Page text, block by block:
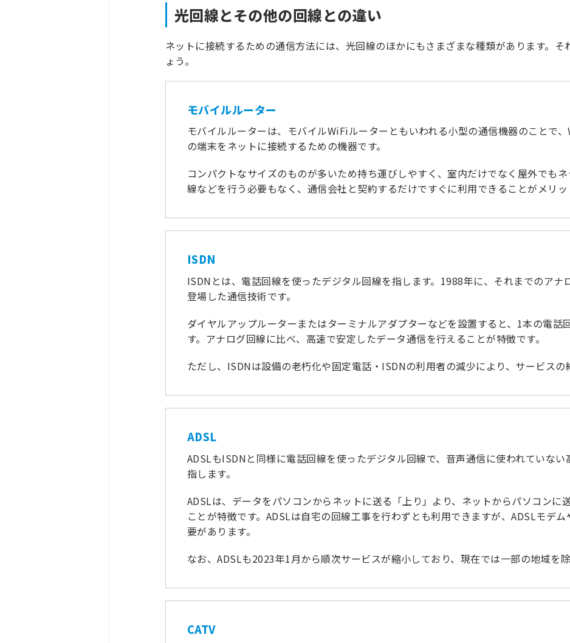
光回線とその他の回線との違い
ネットに接続するための通信方法には、光回線のほかにもさまざまな種類があります。
ょう。
モバイルルーター
モバイルルーターは、モバイルWiFiルーターともいわれる小型の通信機器のことで
の端末をネットに接続するための機器です。
コンパクトなサイズのものが多いため持ち運びしやすく、室内だけでなく屋外でも
線などを行う必要もなく、通信会社と契約するだけですぐに利用できることがメリッ
ISDN
ISDNとは、電話回線を使ったデジタル回線を指します。1988年に、それまでのアナ
登場した通信技術です。
ダイヤルアップルーターまたはターミナルアダプターなどを設置すると、1本の電話
す。アナログ回線に比べ、高速で安定したデータ通信を行えることが特徴です。
ただし、ISDNは設備の老朽化や固定電話・ISDNの利用者の減少により、サービスの
ADSL
ADSLもISDNと同様に電話回線を使ったデジタル回線で、音声通信に使われていな
指します。
ADSLは、データをパソコンからネットに送る「上り」より、ネットからパソコンに
ことが特徴です。ADSLは自宅の回線工事を行わずとも利用できますが、ADSLモデ
要があります。
なお、ADSLも2023年1月から順次サービスが縮小しており、現在では一部の地域を
CATV